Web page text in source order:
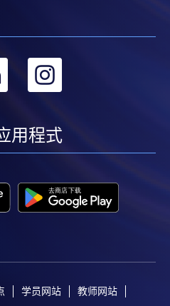
转
linkedin
转
用程式
学员网站 教师网站